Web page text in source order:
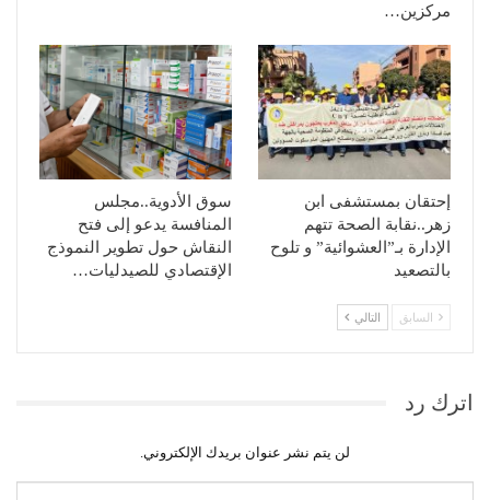
مركزين…
إحتقان بمستشفى ابن
زهر..نقابة الصحة تتهم
الإدارة بـ”العشوائية” و تلوح
بالتصعيد
سوق الأدوية..مجلس
المنافسة يدعو إلى فتح
النقاش حول تطوير النموذج
الإقتصادي للصيدليات…
السابق التالي
اترك رد
لن يتم نشر عنوان بريدك الإلكتروني.